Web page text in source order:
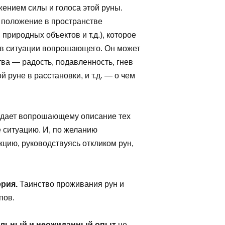
силы и голоса этой руны.
в пространстве
объектов и т.д.), которое
в ситуации вопрошающего. Он может
— радость, подавленность, гнев
в расстановки, и т.д. — о чем
вопрошающему описание тех
ситуацию. И, по желанию
руководствуясь откликом рун,
Таинство проживания рун и